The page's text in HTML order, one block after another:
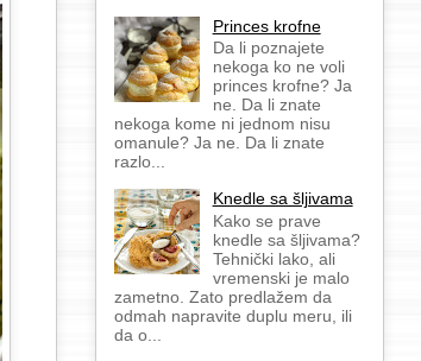
Princes krofne
Da li poznajete
nekoga ko ne voli
princes krofne? Ja
ne. Da li znate
nekoga kome ni jednom nisu
omanule? Ja ne. Da li znate
razlo...
Knedle sa šljivama
Kako se prave
knedle sa šljivama?
Tehnički lako, ali
vremenski je malo
zametno. Zato predlažem da
odmah napravite duplu meru, ili
da o...